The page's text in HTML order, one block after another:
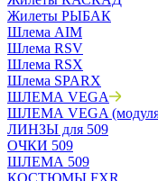
Жилеты РЫБАК
Шлема AIM
Шлема RSV
Шлема RSX
Шлема SPARX
ШЛЕМА VEGA
ШЛЕМА VEGA
ЛИНЗЫ для 509
ОЧКИ 509
ШЛЕМА 509
КОСТЮМЫ FXR